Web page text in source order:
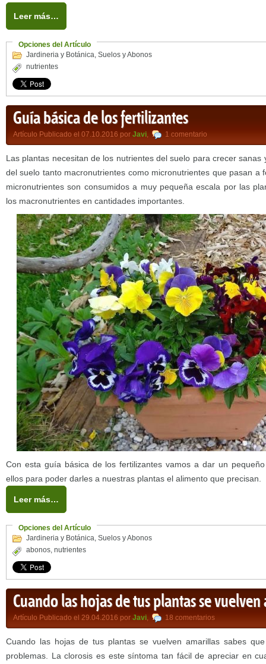
Leer más…
Opciones del Artículo
Jardineria y Botánica, Suelos y Abonos
nutrientes
Guía básica de los fertilizantes
Artículo Publicado el 07.10.2016 por Javi, 1 comentario
Las plantas necesitan de los nutrientes del suelo para crecer
del suelo tanto macronutrientes como micronutrientes que pasan a
micronutrientes son consumidos a muy pequeña escala por las
los macronutrientes en cantidades importantes.
Con esta guía básica de los fertilizantes vamos a dar un
ellos para poder darles a nuestras plantas el alimento que precisan.
Leer más…
Opciones del Artículo
Jardineria y Botánica, Suelos y Abonos
abonos, nutrientes
Cuando las hojas de tus plantas se
Artículo Publicado el 29.04.2016 por Javi, 18 comentarios
Cuando las hojas de tus plantas se vuelven amarillas sabes
problemas. La clorosis es este síntoma tan fácil de apreciar en